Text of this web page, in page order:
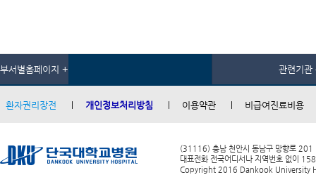
부서별홈페이지 + 관련기관
환자권리장전 개인정보처리방침 이용약관 비급여진료비용
(31116) 충남 천안시 동남구 망향로 201
대표전화 전국어디서나 지역번호 없이
Copyright 2016 Dankook University